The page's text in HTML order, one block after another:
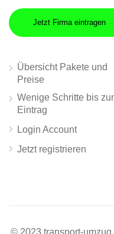
Jetzt Firma eintragen
Übersicht Pakete und
Preise
Wenige Schritte bis
Eintrag
Login Account
Jetzt registrieren
© 2023 transport-